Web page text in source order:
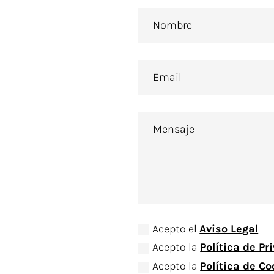
Acepto elAviso Legal
Acepto la Política de
Acepto la Política de